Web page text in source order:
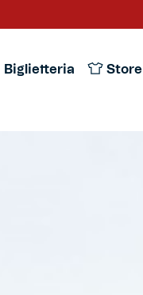
Biglietteria Store